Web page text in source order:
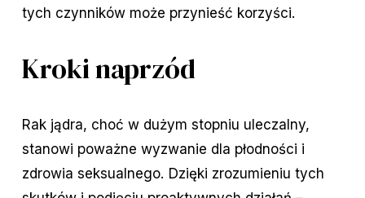
tych czynników może przynieść korzyści.
Kroki naprzód
Rak jądra, choć w dużym stopniu uleczalny,
stanowi poważne wyzwanie dla płodności i
zdrowia seksualnego. Dzięki zrozumieniu tych